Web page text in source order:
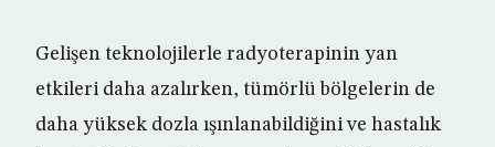
Gelişen teknolojilerle radyoterapinin yan
etkileri daha azalırken, tümörlü bölgelerin de
daha yüksek dozla ışınlanabildiğini ve hastalık